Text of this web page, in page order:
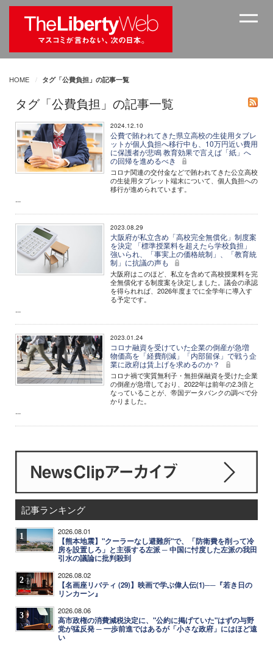
HOME タグ「公費負担」の記事一覧
タグ「公費負担」の記事一覧
2024.12.10
公費で賄われてきた県立高校の生徒用タブレ
ットが個人負担へ移行中も、10万円近い費用
に保護者が悲鳴 教育効果で言えば「紙」へ
の回帰を進めるべき
コロナ関連の交付金などで賄われてきた公立高校
の生徒用タブレット端末について、個人負担への
移行が進められています。
...
2023.08.29
大阪府が私立含め「高校完全無償化」制度案
を決定 「標準授業料を超えたら学校負担」
強いられ、「事実上の価格統制」、「教育統
制」に抗議の声も
大阪府はこのほど、私立を含めて高校授業料を完
全無償化する制度案を決定しました。議会の承認
を得られれば、2026年度までに全学年に導入す
る予定です。
...
2023.01.24
コロナ融資を受けていた企業の倒産が急増
物価高を「経費削減」「内部留保」で戦う企
業に政府は賃上げを求めるのか？
コロナ禍で実質無利子・無担保融資を受けた企業
の倒産が急増しており、2022年は前年の2.3倍と
なっていることが、帝国データバンクの調べで分
かりました。
...
記事ランキング
1 2026.08.01
【熊本地震】"クーラーなし避難所"で、「防衛費を削って冷
房を設置しろ」と主張する左派 ─ 中国に忖度した左派の我田
引水の議論に批判殺到
2 2026.08.02
【名画座リバティ (29)】映画で学ぶ偉人伝(1)──『若き日の
リンカーン』
3 2026.08.06
高市政権の消費減税決定に、"公約に掲げていた"はずの与野
党が猛反発 ─ 一歩前進ではあるが「小さな政府」にはほど遠
い